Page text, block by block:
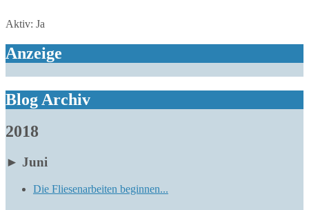
Aktiv: Ja
Anzeige
Blog Archiv
2018
► Juni
Die Fliesenarbeiten beginnen...